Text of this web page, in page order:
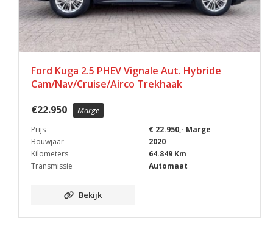
Ford Kuga 2.5 PHEV Vignale Aut. Hybride
Cam/Nav/Cruise/Airco Trekhaak
€22.950 Marge
Prijs
€ 22.950,- Marge
Bouwjaar
2020
Kilometers
64.849 Km
Transmissie
Automaat
Bekijk